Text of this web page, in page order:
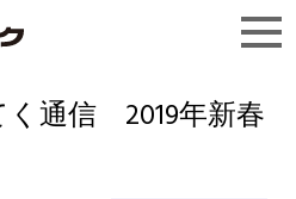
通信 2019年新春